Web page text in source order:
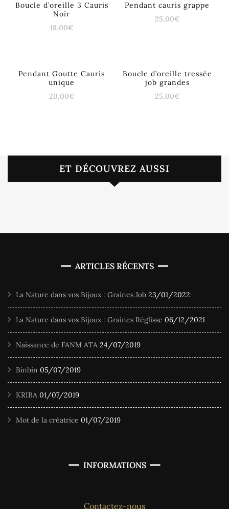
Boucle d’oreille 3 Cauris
Noir
18,00€
Pendant cauris grappe
25,00€
Pendant Goutte Cauris
unique
20,00€
Boucle d’oreille tressée
job grandes
25,00€
ET DÉCOUVREZ AUSSI
ARTICLES RÉCENTS
La Nature dans vos Bijoux : Graines Job 23/01/2022
La Nature dans vos Bijoux : Graines Réglisse 06/12/2021
Naissance de FANM ATA 24/07/2019
Binbin 05/07/2019
KRIBA 01/07/2019
Mot de la créatrice 01/07/2019
INFORMATIONS
Contactez-nous